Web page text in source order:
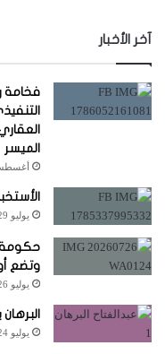
آخر الأخبار
فخامة
الميسر
أغسطس 6,
يوليو 29, 2026
حكومة
وتضع
يوليو 26, 2026
يوليو 24, 2026